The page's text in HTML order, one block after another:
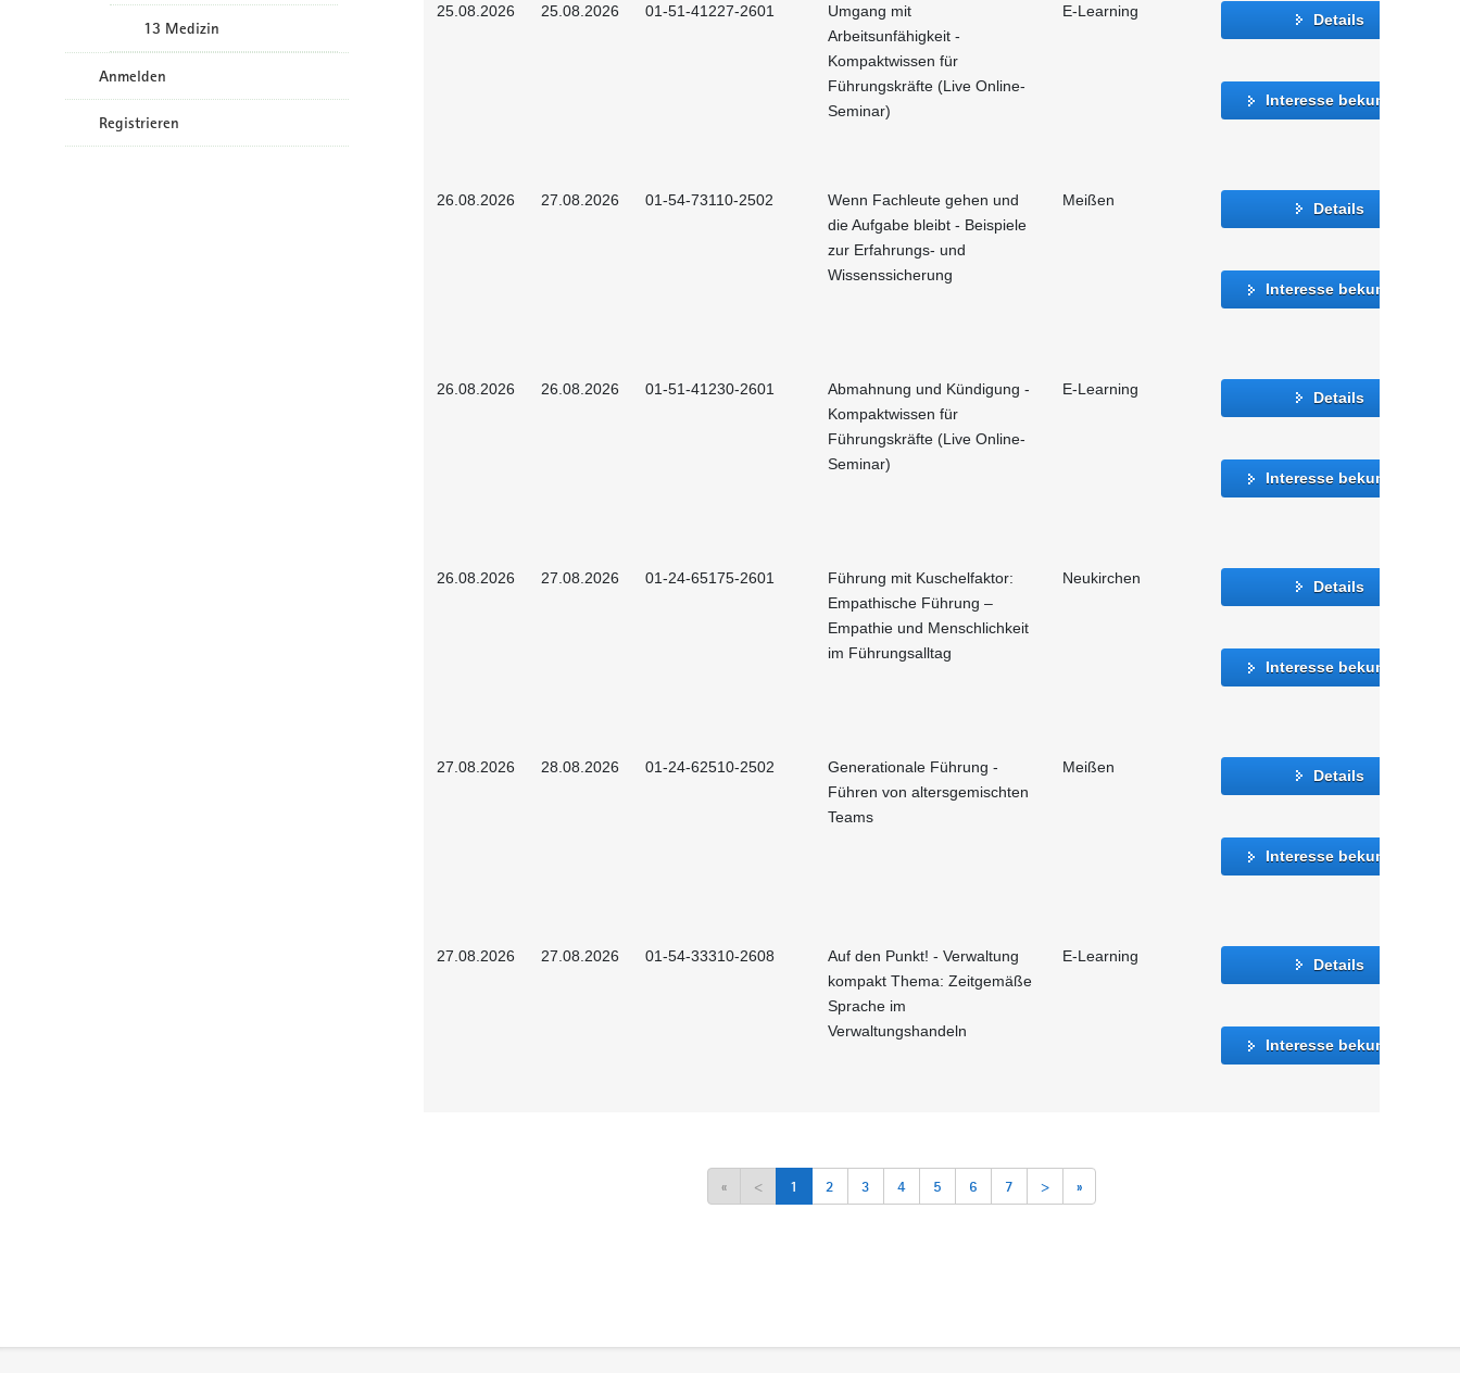
13 Medizin
Anmelden
Registrieren
25.08.2026 25.08.2026 01-51-41227-2601
Umgang mit
Arbeitsunfähigkeit -
Kompaktwissen für
Führungskräfte (Live Online-
Seminar)
E-Learning Details
Interesse bekunden
26.08.2026 27.08.2026 01-54-73110-2502
Wenn Fachleute gehen und
die Aufgabe bleibt - Beispiele
zur Erfahrungs- und
Wissenssicherung
Meißen Details
Interesse bekunden
26.08.2026 26.08.2026 01-51-41230-2601
Abmahnung und Kündigung -
Kompaktwissen für
Führungskräfte (Live Online-
Seminar)
E-Learning Details
Interesse bekunden
26.08.2026 27.08.2026 01-24-65175-2601
Führung mit Kuschelfaktor:
Empathische Führung –
Empathie und Menschlichkeit
im Führungsalltag
Neukirchen Details
Interesse bekunden
27.08.2026 28.08.2026 01-24-62510-2502
Generationale Führung -
Führen von altersgemischten
Teams
Meißen Details
Interesse bekunden
27.08.2026 27.08.2026 01-54-33310-2608
Auf den Punkt! - Verwaltung
kompakt Thema: Zeitgemäße
Sprache im
Verwaltungshandeln
E-Learning Details
Interesse bekunden
« < 1 2 3 4 5 6 7 > »